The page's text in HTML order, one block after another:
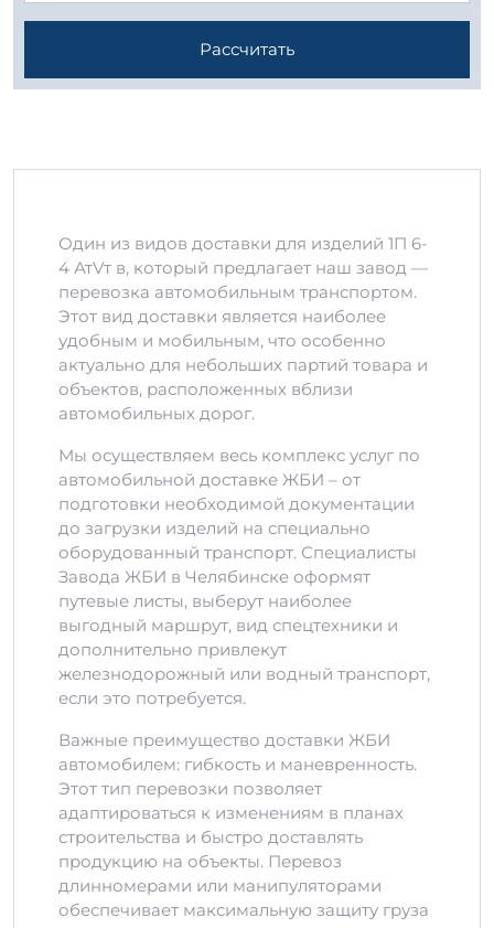
Рассчитать
Один из видов доставки для изделий 1П 6-
4 АтVт в, который предлагает наш завод —
перевозка автомобильным транспортом.
Этот вид доставки является наиболее
удобным и мобильным, что особенно
актуально для небольших партий товара и
объектов, расположенных вблизи
автомобильных дорог.
Мы осуществляем весь комплекс услуг по
автомобильной доставке ЖБИ – от
подготовки необходимой документации
до загрузки изделий на специально
оборудованный транспорт. Специалисты
Завода ЖБИ в Челябинске оформят
путевые листы, выберут наиболее
выгодный маршрут, вид спецтехники и
дополнительно привлекут
железнодорожный или водный транспорт,
если это потребуется.
Важные преимущество доставки ЖБИ
автомобилем: гибкость и маневренность.
Этот тип перевозки позволяет
адаптироваться к изменениям в планах
строительства и быстро доставлять
продукцию на объекты. Перевоз
длинномерами или манипуляторами
обеспечивает максимальную защиту груза